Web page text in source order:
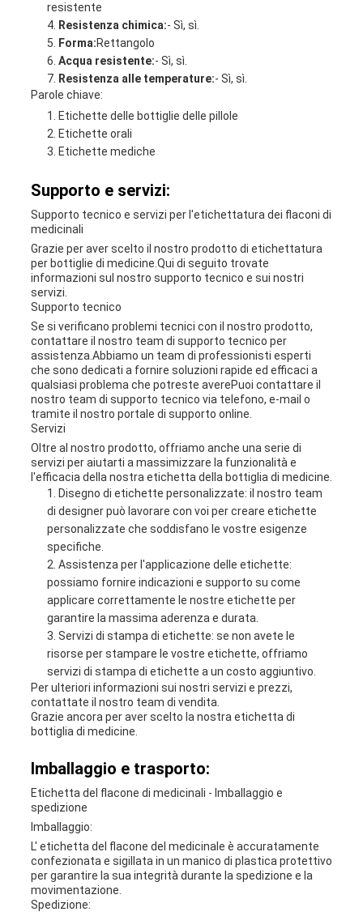
resistente
Resistenza chimica:- Sì, sì.
Forma:Rettangolo
Acqua resistente:- Sì, sì.
Resistenza alle temperature:- Sì, sì.
Parole chiave:
Etichette delle bottiglie delle pillole
Etichette orali
Etichette mediche
Supporto e servizi:
Supporto tecnico e servizi per l'etichettatura dei flaconi di
medicinali
Grazie per aver scelto il nostro prodotto di etichettatura
per bottiglie di medicine.Qui di seguito trovate
informazioni sul nostro supporto tecnico e sui nostri
servizi.
Supporto tecnico
Se si verificano problemi tecnici con il nostro prodotto,
contattare il nostro team di supporto tecnico per
assistenza.Abbiamo un team di professionisti esperti
che sono dedicati a fornire soluzioni rapide ed efficaci a
qualsiasi problema che potreste averePuoi contattare il
nostro team di supporto tecnico via telefono, e-mail o
tramite il nostro portale di supporto online.
Servizi
Oltre al nostro prodotto, offriamo anche una serie di
servizi per aiutarti a massimizzare la funzionalità e
l'efficacia della nostra etichetta della bottiglia di medicine.
Disegno di etichette personalizzate: il nostro team
di designer può lavorare con voi per creare etichette
personalizzate che soddisfano le vostre esigenze
specifiche.
Assistenza per l'applicazione delle etichette:
possiamo fornire indicazioni e supporto su come
applicare correttamente le nostre etichette per
garantire la massima aderenza e durata.
Servizi di stampa di etichette: se non avete le
risorse per stampare le vostre etichette, offriamo
servizi di stampa di etichette a un costo aggiuntivo.
Per ulteriori informazioni sui nostri servizi e prezzi,
contattate il nostro team di vendita.
Grazie ancora per aver scelto la nostra etichetta di
bottiglia di medicine.
Imballaggio e trasporto:
Etichetta del flacone di medicinali - Imballaggio e
spedizione
Imballaggio:
L' etichetta del flacone del medicinale è accuratamente
confezionata e sigillata in un manico di plastica protettivo
per garantire la sua integrità durante la spedizione e la
movimentazione.
Spedizione: